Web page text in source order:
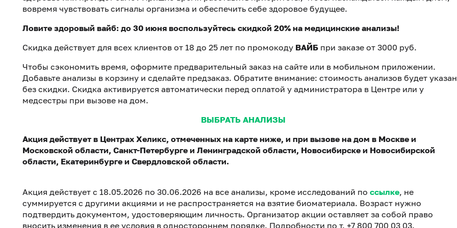
вовремя чувствовать сигналы организма и обеспечить себе здоровое будущее.
Ловите здоровый вайб: до 30 июня воспользуйтесь скидкой 20% на медицинские анализы!
Скидка действует для всех клиентов от 18 до 25 лет по промокоду ВАЙБ при заказе от 3000 руб.
Чтобы сэкономить время, оформите предварительный заказ на сайте или в мобильном приложении.
Добавьте анализы в корзину и сделайте предзаказ. Обратите внимание: стоимость анализов будет
без скидки. Скидка активируется автоматически перед оплатой у администратора в Центре или у
медсестры при вызове на дом.
ВЫБРАТЬ АНАЛИЗЫ
Акция действует в Центрах Хеликс, отмеченных на карте ниже, и при вызове на дом в Москве и
Московской области, Санкт-Петербурге и Ленинградской области, Новосибирске и Новосибирской
области, Екатеринбурге и Свердловской области.
Акция действует с 18.05.2026 по 30.06.2026 на все анализы, кроме исследований по ссылке, не
суммируется с другими акциями и не распространяется на взятие биоматериала. Возраст нужно
подтвердить документом, удостоверяющим личность. Организатор акции оставляет за собой право
вносить изменения в ее условия в одностороннем порядке. Подробности по т. +7 800 700 03 03.